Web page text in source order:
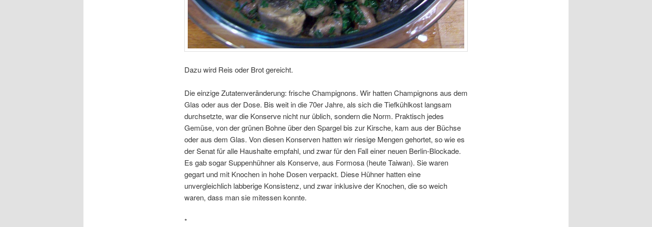
Dazu wird Reis oder Brot gereicht.
Die einzige Zutatenveränderung: frische Champignons. Wir hatten Champignons aus dem
Glas oder aus der Dose. Bis weit in die 70er Jahre, als sich die Tiefkühlkost langsam
durchsetzte, war die Konserve nicht nur üblich, sondern die Norm. Praktisch jedes
Gemüse, von der grünen Bohne über den Spargel bis zur Kirsche, kam aus der Büchse
oder aus dem Glas. Von diesen Konserven hatten wir riesige Mengen gehortet, so wie es
der Senat für alle Haushalte empfahl, und zwar für den Fall einer neuen Berlin-Blockade.
Es gab sogar Suppenhühner als Konserve, aus Formosa (heute Taiwan). Sie waren
gegart und mit Knochen in hohe Dosen verpackt. Diese Hühner hatten eine
unvergleichlich labberige Konsistenz, und zwar inklusive der Knochen, die so weich
waren, dass man sie mitessen konnte.
*